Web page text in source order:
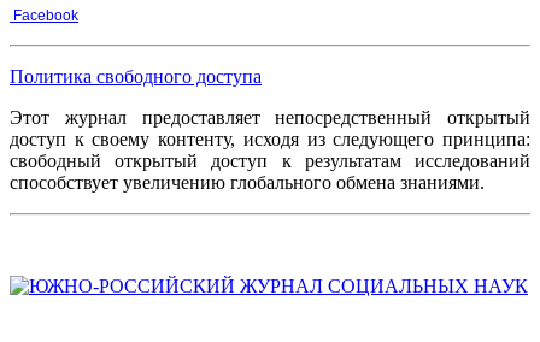
Facebook
Политика свободного доступа
Этот журнал предоставляет непосредственный открытый
доступ к своему контенту, исходя из следующего принципа:
свободный открытый доступ к результатам исследований
способствует увеличению глобального обмена знаниями.